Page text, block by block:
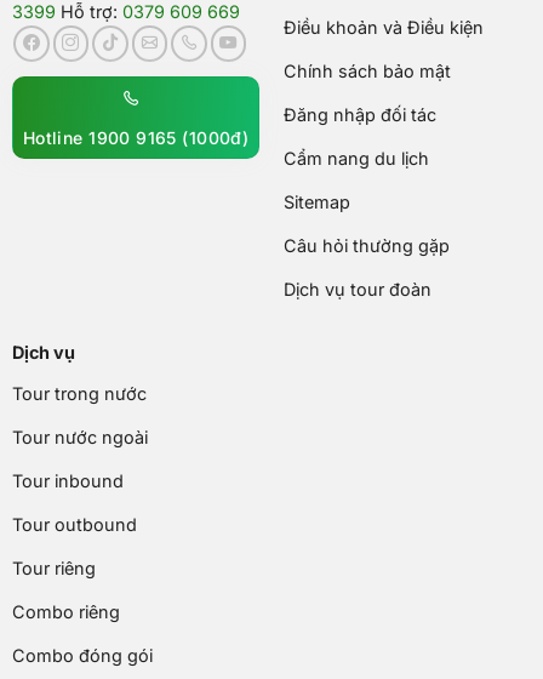
3399 Hỗ trợ: 0379 609 669
Hotline 1900 9165 (1000đ)
Điều khoản và Điều kiện
Chính sách bảo mật
Đăng nhập đối tác
Cẩm nang du lịch
Sitemap
Câu hỏi thường gặp
Dịch vụ tour đoàn
Dịch vụ
Tour trong nước
Tour nước ngoài
Tour inbound
Tour outbound
Tour riêng
Combo riêng
Combo đóng gói